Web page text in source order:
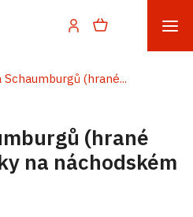
Schaumburgů (hrané...
(hrané
na náchodském